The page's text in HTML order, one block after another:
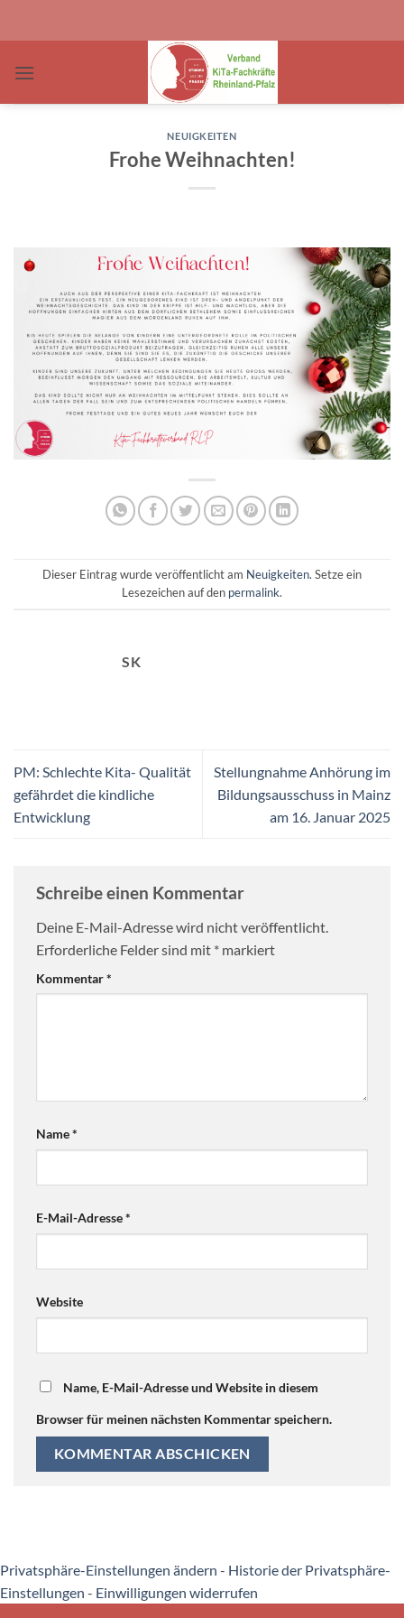
NEUIGKEITEN
Frohe Weihnachten!
Dieser Eintrag wurde veröffentlicht am Neuigkeiten. Setze ein
Lesezeichen auf den permalink.
SK
PM: Schlechte Kita- Qualität
gefährdet die kindliche
Entwicklung
Stellungnahme Anhörung im
Bildungsausschuss in Mainz
am 16. Januar 2025
Schreibe einen Kommentar
Deine E-Mail-Adresse wird nicht veröffentlicht.
Erforderliche Felder sind mit * markiert
Kommentar*
Name*
E-Mail-Adresse*
Website
Name, E-Mail-Adresse und Website in diesem
Browser für meinen nächsten Kommentar speichern.
Privatsphäre-Einstellungen ändern - Historie der Privatsphäre-
Einstellungen - Einwilligungen widerrufen